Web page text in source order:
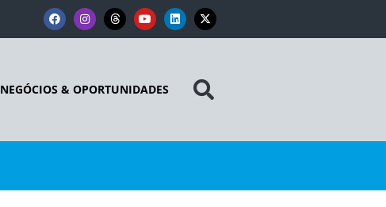
NEGÓCIOS & OPORTUNIDADES